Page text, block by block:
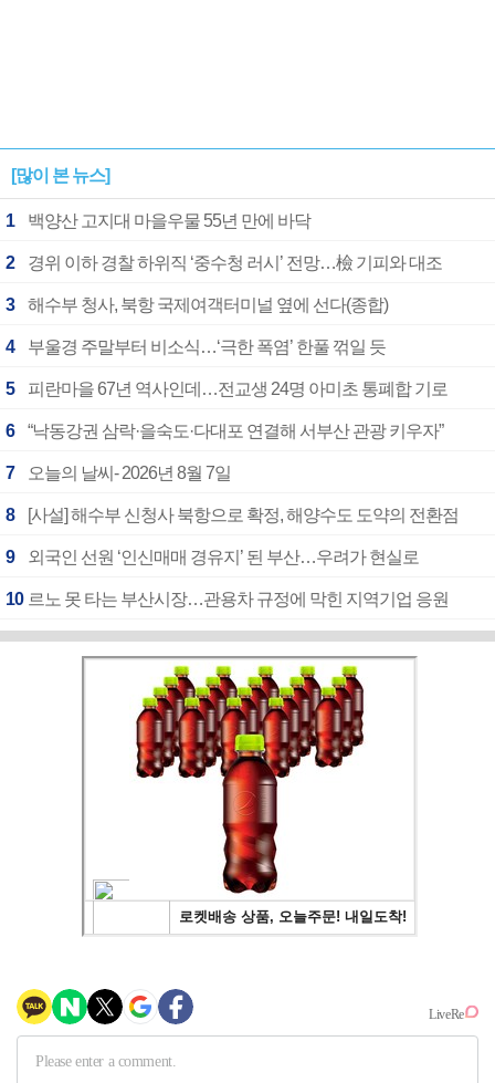
[많이 본 뉴스]
1 백양산 고지대 마을우물 55년 만에 바닥
2 경위 이하 경찰 하위직 ‘중수청 러시’ 전망…檢 기피와 대조
3 해수부 청사, 북항 국제여객터미널 옆에 선다(종합)
4 부울경 주말부터 비소식…‘극한 폭염’ 한풀 꺾일 듯
5 피란마을 67년 역사인데…전교생 24명 아미초 통폐합 기로
6 “낙동강권 삼락·을숙도·다대포 연결해 서부산 관광 키우자”
7 오늘의 날씨- 2026년 8월 7일
8 [사설] 해수부 신청사 북항으로 확정, 해양수도 도약의 전환점
9 외국인 선원 ‘인신매매 경유지’ 된 부산…우려가 현실로
10 르노 못 타는 부산시장…관용차 규정에 막힌 지역기업 응원